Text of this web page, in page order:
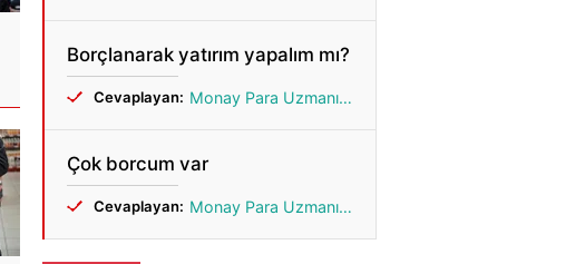
Borçlanarak yatırım yapalım mı?
Cevaplayan: Monay Para Uzmanı Gönül
Çok borcum var
Cevaplayan: Monay Para Uzmanı Gönül